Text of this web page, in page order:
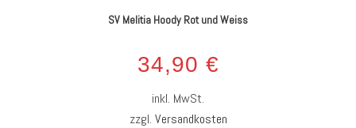
SV Melitia Hoody Rot und Weiss
34,90 €
inkl. MwSt.
zzgl. Versandkosten